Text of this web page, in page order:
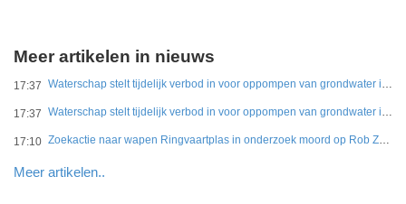
Meer artikelen in nieuws
17:37 Waterschap stelt tijdelijk verbod in voor oppompen van grondwater in tien natuurgebieden
17:37 Waterschap stelt tijdelijk verbod in voor oppompen van grondwater in tien natuurgebieden
17:10 Zoekactie naar wapen Ringvaartplas in onderzoek moord op Rob Zweekhorst
Meer artikelen..